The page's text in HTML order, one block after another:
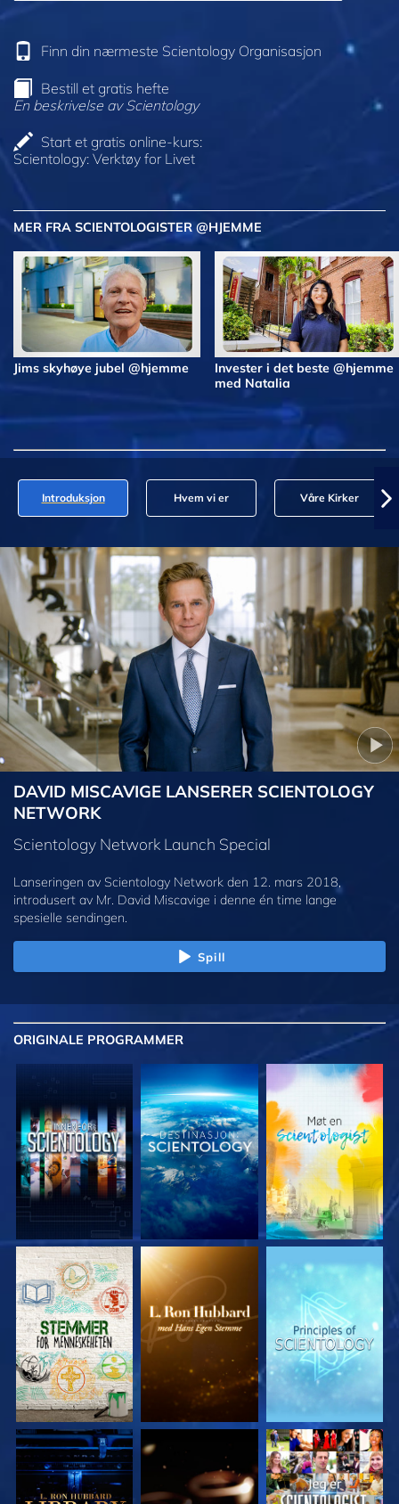
Finn din nærmeste Scientology Organisasjon
Bestill et gratis hefte
En beskrivelse av Scientology
Start et gratis online-kurs:
Scientology: Verktøy for Livet
MER FRA SCIENTOLOGISTER @HJEMME
Jims skyhøye jubel @hjemme
Invester i det beste @hjemme
med Natalia
Introduksjon Hvem vi er Våre Kirker
DAVID MISCAVIGE LANSERER SCIENTOLOGY
NETWORK
Scientology Network Launch Special
Lanseringen av Scientology Network den 12. mars 2018,
introdusert av Mr. David Miscavige i denne én time lange
spesielle sendingen.
Spill
ORIGINALE PROGRAMMER
UTFORSK SERIEN UTFORSK SERIEN UTFORSK SERIEN
UTFORSK SERIEN UTFORSK SERIEN SE